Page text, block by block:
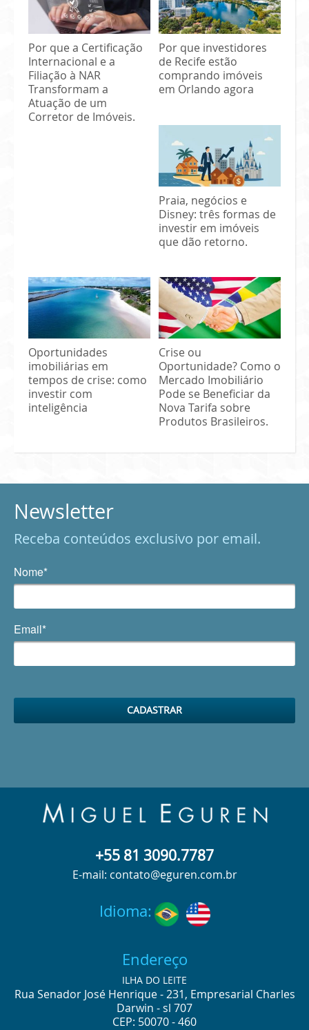
Por que a Certificação
Internacional e a
Filiação à NAR
Transformam a
Atuação de um
Corretor de Imóveis.
Por que investidores
de Recife estão
comprando imóveis
em Orlando agora
Praia, negócios e
Disney: três formas de
investir em imóveis
que dão retorno.
Oportunidades
imobiliárias em
tempos de crise: como
investir com
inteligência
Crise ou
Oportunidade? Como o
Mercado Imobiliário
Pode se Beneficiar da
Nova Tarifa sobre
Produtos Brasileiros.
Newsletter
Receba conteúdos exclusivo por email.
Nome*
Email*
+55 81 3090.7787
E-mail: contato@eguren.com.br
Idioma:
Endereço
ILHA DO LEITE
Rua Senador José Henrique - 231, Empresarial Charles
Darwin - sl 707
CEP: 50070 - 460